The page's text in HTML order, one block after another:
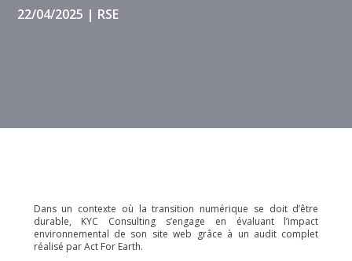
22/04/2025 | RSE
Dans un contexte où la transition numérique se doit d’être
durable, KYC Consulting s’engage en évaluant l’impact
environnemental de son site web grâce à un audit complet
réalisé par Act For Earth.